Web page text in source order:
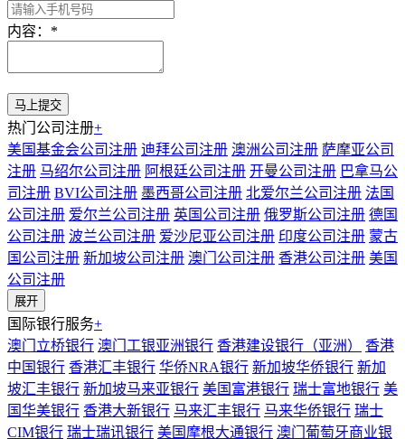
内容： *
热门公司注册+
美国基金会公司注册 迪拜公司注册 澳洲公司注册 萨摩亚公司
注册 马绍尔公司注册 阿根廷公司注册 开曼公司注册 巴拿马公
司注册 BVI公司注册 墨西哥公司注册 北爱尔兰公司注册 法国
公司注册 爱尔兰公司注册 英国公司注册 俄罗斯公司注册 德国
公司注册 波兰公司注册 爱沙尼亚公司注册 印度公司注册 蒙古
国公司注册 新加坡公司注册 澳门公司注册 香港公司注册 美国
公司注册
展开
国际银行服务+
澳门立桥银行 澳门工银亚洲银行 香港建设银行（亚洲）
香港
中国银行 香港汇丰银行 华侨NRA银行 新加坡华侨银行 新加
坡汇丰银行 新加坡马来亚银行 美国富港银行 瑞士富地银行 美
国华美银行 香港大新银行 马来汇丰银行 马来华侨银行 瑞士
CIM银行 瑞士瑞讯银行 美国摩根大通银行 澳门葡萄牙商业银